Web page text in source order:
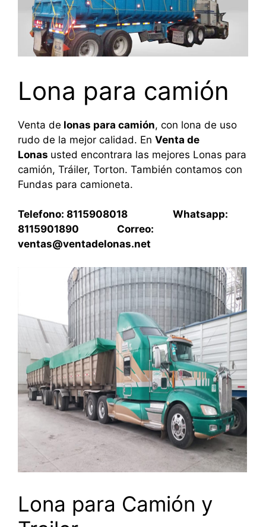
Lona para camión
Venta de lonas para camión, con lona de uso
rudo de la mejor calidad. En Venta de
Lonas usted encontrara las mejores Lonas para
camión, Tráiler, Torton. También contamos con
Fundas para camioneta.
Telefono: 8115908018 Whatsapp:
8115901890 Correo:
ventas@ventadelonas.net
Lona para Camión y